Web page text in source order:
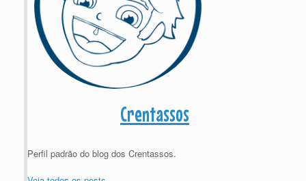
Crentassos
Perfil padrão do blog dos Crentassos.